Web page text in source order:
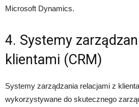
Microsoft Dynamics.
4. Systemy
klientami (CRM)
Systemy zarządzania relacjami z
wykorzystywane do skutecznego